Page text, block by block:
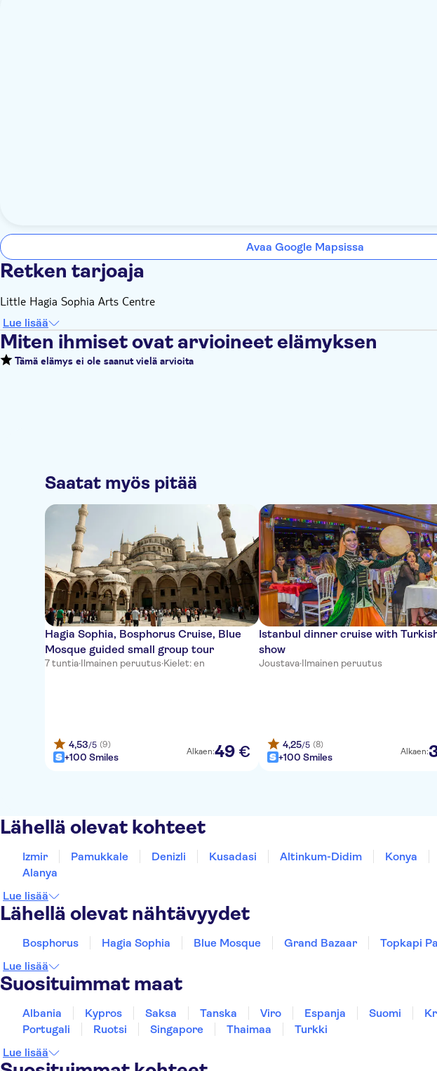
Avaa Google Mapsissa
Retken tarjoaja
Little Hagia Sophia Arts Centre
Lue lisää
Miten ihmiset ovat arvioineet elämyksen
Tämä elämys ei ole saanut vielä arvioita
Saatat myös pitää
Hagia Sophia, Bosphorus Cruise, Blue
Mosque guided small group tour
7 tuntia·Ilmainen peruutus·Kielet: en
4,53/5 (9)
+100 Smiles Alkaen:49 €
Istanbul dinner cruise with
show
Joustava·Ilmainen peruutus
4,25/5 (8)
+100 Smiles Alkaen:
Lähellä olevat kohteet
Izmir Pamukkale Denizli Kusadasi Altinkum-Didim Konya
Alanya
Lue lisää
Lähellä olevat nähtävyydet
Bosphorus Hagia Sophia Blue Mosque Grand Bazaar Topkapi
Lue lisää
Suosituimmat maat
Albania Kypros Saksa Tanska Viro Espanja Suomi
Portugali
Ruotsi Singapore Thaimaa
Turkki
Lue lisää